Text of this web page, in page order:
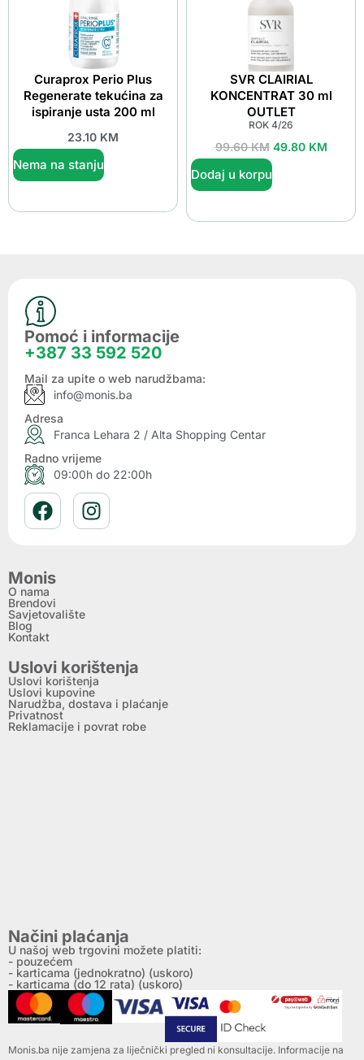
Curaprox Perio Plus
Regenerate tekućina za
ispiranje usta 200 ml
23.10 KM
Nema na stanju
SVR CLAIRIAL
KONCENTRAT 30 ml
OUTLET
ROK 4/26
99.60KM 49.80 KM
Dodaj u korpu
Pomoć i informacije
+387 33 592 520
Mail za upite o web narudžbama:
info@monis.ba
Adresa
Franca Lehara 2 / Alta Shopping Centar
Radno vrijeme
09:00h do 22:00h
Monis
O nama
Brendovi
Savjetovalište
Blog
Kontakt
Uslovi korištenja
Uslovi korištenja
Uslovi kupovine
Narudžba, dostava i plaćanje
Privatnost
Reklamacije i povrat robe
Načini plaćanja
U našoj web trgovini možete platiti:
- pouzećem
- karticama (jednokratno) (uskoro)
- karticama (do 12 rata) (uskoro)
Monis.ba nije zamjena za liječnički pregled ni konsultacije. Informacije na